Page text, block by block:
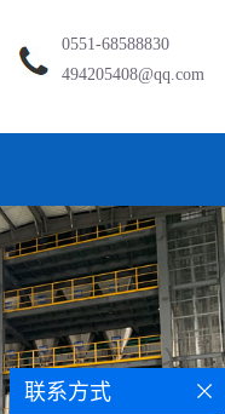
0551-68588830
494205408@qq.com
联系方式